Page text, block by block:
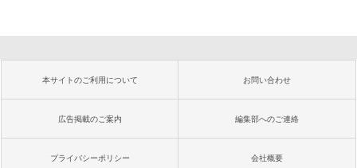
本サイトのご利用について お問い合わせ
広告掲載のご案内 編集部へのご連絡
プライバシーポリシー 会社概要